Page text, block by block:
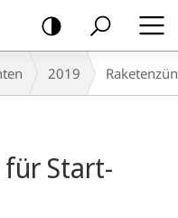
2019
Start-